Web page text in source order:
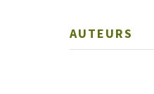
AUTEURS